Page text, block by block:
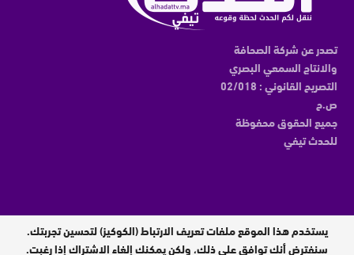
تصدر عن شركة الصحافة
والانتاج السمعي البصري
التصريح القانوني : 02/018
ص.ح
جميع الحقوق محفوظة
للحدث تيفي
مدير النشر : عبدالقادر الوالي
يستخدم هذا الموقع ملفات تعريف الارتباط (الكوكيز) لتحسين تجربتك.
سنفترض أنك توافق على ذلك، ولكن يمكنك إلغاء الاشتراك إذا رغبت.